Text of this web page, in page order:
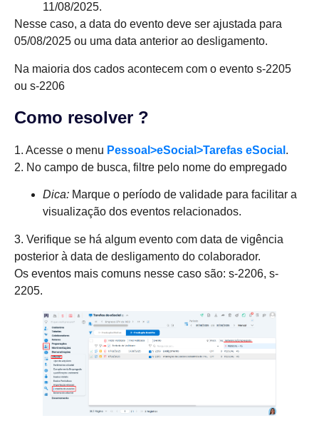
11/08/2025.
Nesse caso, a data do evento deve ser ajustada para
05/08/2025 ou uma data anterior ao desligamento.
Na maioria dos cados acontecem com o evento s-2205
ou s-2206
Como resolver ?
1. Acesse o menu Pessoal>eSocial>Tarefas eSocial .
2. No campo de busca, filtre pelo nome do empregado
Dica: Marque o período de validade para facilitar a
visualização dos eventos relacionados.
3. Verifique se há algum evento com data de vigência
posterior à data de desligamento do colaborador.
Os eventos mais comuns nesse caso são: s-2206, s-
2205.